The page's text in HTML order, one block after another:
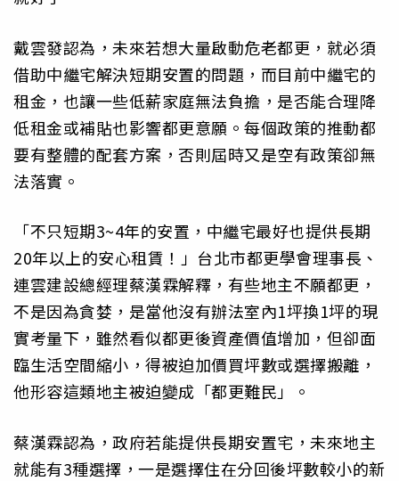
戴雲發認為，未來若想大量啟動危老都更，就必須
借助中繼宅解決短期安置的問題，而目前中繼宅的
租金，也讓一些低薪家庭無法負擔，是否能合理降
低租金或補貼也影響都更意願。每個政策的推動都
要有整體的配套方案，否則屆時又是空有政策卻無
法落實。
「不只短期3~4年的安置，中繼宅最好也提供長期
20年以上的安心租賃！」台北市都更學會理事長、
連雲建設總經理蔡漢霖解釋，有些地主不願都更，
不是因為貪婪，是當他沒有辦法室內1坪換1坪的現
實考量下，雖然看似都更後資產價值增加，但卻面
臨生活空間縮小，得被迫加價買坪數或選擇搬離，
他形容這類地主被迫變成「都更難民」。
蔡漢霖認為，政府若能提供長期安置宅，未來地主
就能有3種選擇，一是選擇住在分回後坪數較小的新